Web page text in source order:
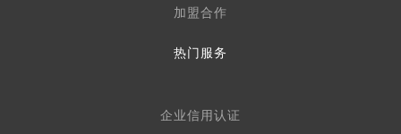
加盟合作
热门服务
企业信用认证